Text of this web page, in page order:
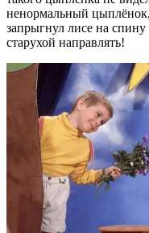
ненормальный
запрыгнул лисе на
старухой направлять!